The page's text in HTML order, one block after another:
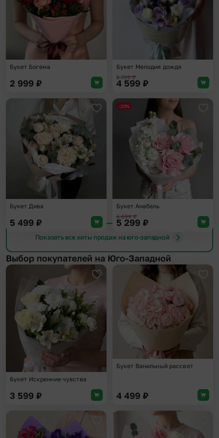
Букет Богема
2 999 ₽
Букет Мелодия дождя
5 799₽
4 599 ₽
Добавить в избранное
Букет Дива
5 499 ₽
-20%
Букет Анабель
6 699₽
5 299 ₽
Показать все хиты продаж на юго-западной
Выбор покупателей на Юго-Западной
Добавить в избранное
Букет Искренние чувства
3 599 ₽
Букет Ванильный рассвет
4 499 ₽
Добавить в избранное